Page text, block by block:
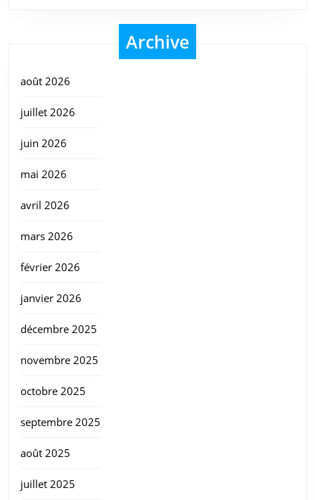
Archive
août 2026
juillet 2026
juin 2026
mai 2026
avril 2026
mars 2026
février 2026
janvier 2026
décembre 2025
novembre 2025
octobre 2025
septembre 2025
août 2025
juillet 2025